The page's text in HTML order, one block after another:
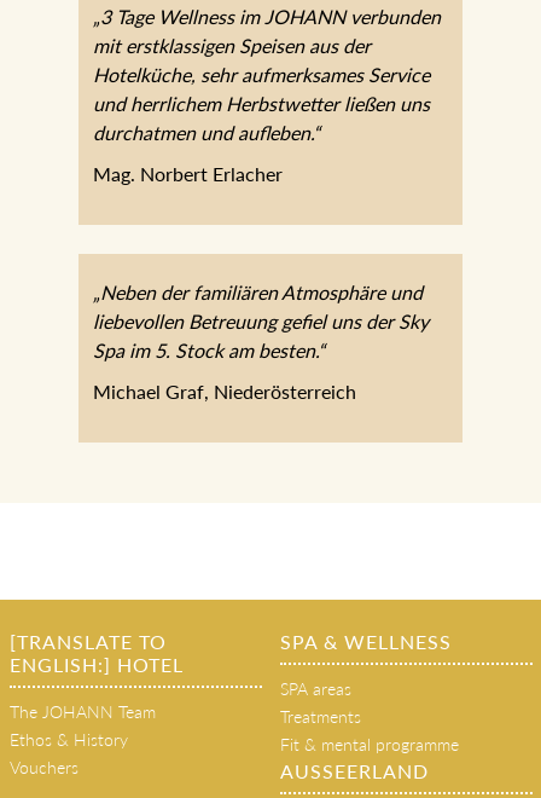
„3 Tage Wellness im JOHANN
verbunden mit erstklassigen Speisen aus
der Hotelküche, sehr aufmerksames
Service und herrlichem Herbstwetter
ließen uns durchatmen und aufleben.“
„Neben der familiären Atmosphäre und
liebevollen Betreuung gefiel uns der Sky
Spa im 5. Stock am besten.“
[TRANSLATE TO
ENGLISH:] HOTEL
The JOHANN Team
SPA & WELLNESS
Fit & mental programme